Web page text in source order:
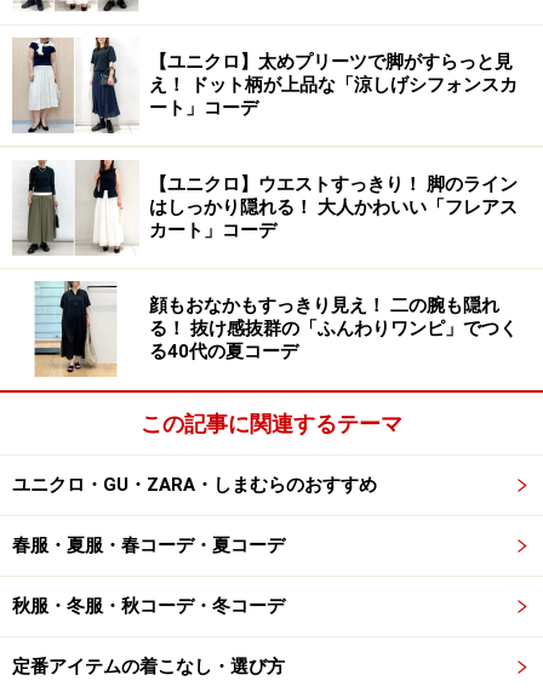
ねるのも◎。
細ベルトでウエストマークすることで、ウエスト部分の
くびれを作ることができて、スタイルアップ効果が期待
できます。何より、明るいイエローカラーが、気分を上
げてくれます。
3. とろみパンツで、おうち時間もおしゃれ
感を
【OKコーデ】とろみパンツで、洗練さを手に入れる 出
典：WEAR
先にも述べましたが、ワイドパンツは一歩コーデを間違
うと、だらしない印象を与えてしまいがち。年齢にそぐ
おしゃれなリラックス感を演出したいもの。
そこでおすすめなのが、大人の余裕を感じるワイドフォ
【ユニクロ】太めプリーツで脚がすらっと見
え！ ドット柄が上品な「涼しげシフォンスカ
ート」コーデ
【ユニクロ】ウエストすっきり！ 脚のライン
はしっかり隠れる！ 大人かわいい「フレアス
カート」コーデ
顔もおなかもすっきり見え！ 二の腕も隠れ
る！ 抜け感抜群の「ふんわりワンピ」でつく
る40代の夏コーデ
この記事に関連するテーマ
ユニクロ・GU・ZARA・しまむらのおすすめ
春服・夏服・春コーデ・夏コーデ
秋服・冬服・秋コーデ・冬コーデ
定番アイテムの着こなし・選び方